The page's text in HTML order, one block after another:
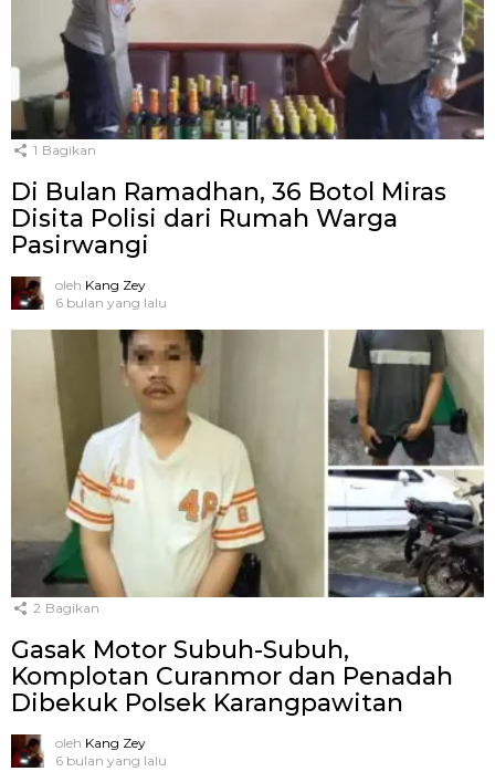
1 Bagikan
Di Bulan Ramadhan, 36 Botol Miras
Disita Polisi dari Rumah Warga
Pasirwangi
oleh Kang Zey
6 bulan yang lalu
2 Bagikan
Gasak Motor Subuh-Subuh,
Komplotan Curanmor dan Penadah
Dibekuk Polsek Karangpawitan
oleh Kang Zey
6 bulan yang lalu